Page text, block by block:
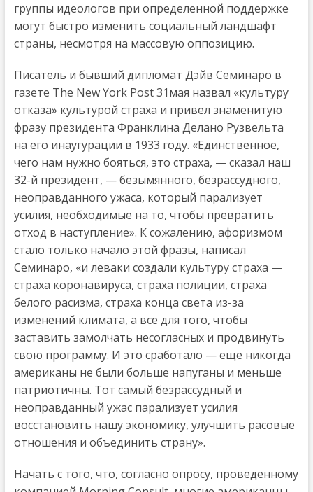
группы идеологов при определенной поддержке
могут быстро изменить социальный ландшафт
страны, несмотря на массовую оппозицию.
Писатель и бывший дипломат Дэйв Семинаро в
газете The New York Post 31мая назвал «культуру
отказа» культурой страха и привел знаменитую
фразу президента Франклина Делано Рузвельта
на его инаугурации в 1933 году. «Единственное,
чего нам нужно бояться, это страха, — сказал наш
32-й президент, — безымянного, безрассудного,
неоправданного ужаса, который парализует
усилия, необходимые на то, чтобы превратить
отход в наступление». К сожалению, афоризмом
стало только начало этой фразы, написал
Семинаро, «и леваки создали культуру страха —
страха коронавируса, страха полиции, страха
белого расизма, страха конца света из-за
изменений климата, а все для того, чтобы
заставить замолчать несогласных и продвинуть
свою программу. И это сработало — еще никогда
американы не были больше напуганы и меньше
патриотичны. Тот самый безрассудный и
неоправданный ужас парализует усилия
восстановить нашу экономику, улучшить расовые
отношения и объединить страну».
Начать с того, что, согласно опросу, проведенному